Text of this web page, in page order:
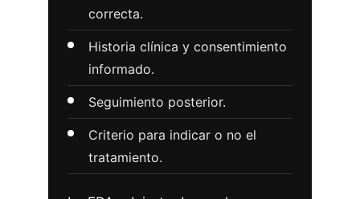
correcta.
Historia clínica y consentimiento
informado.
Seguimiento posterior.
Criterio para indicar o no el
tratamiento.